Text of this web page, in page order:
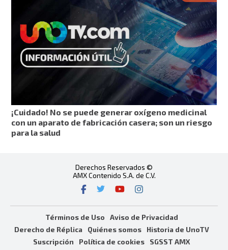
¡Cuidado! No se puede generar oxígeno medicinal
con un aparato de fabricación casera; son un riesgo
para la salud
Derechos Reservados ©
AMX Contenido S.A. de C.V.
Términos de Uso
Aviso de Privacidad
Derecho de Réplica
Quiénes somos
Historia de UnoTV
Suscripción
Política de cookies SGSST AMX